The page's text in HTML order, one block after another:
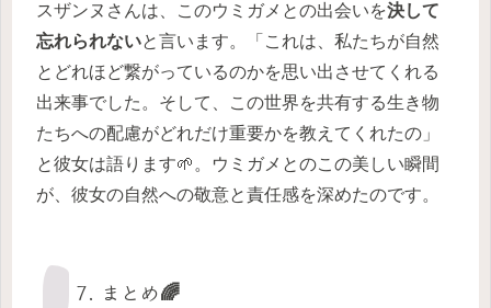
スザンヌさんは、このウミガメとの出会いを決して
忘れられないと言います。「これは、私たちが自然
とどれほど繋がっているのかを思い出させてくれる
出来事でした。そして、この世界を共有する生き物
たちへの配慮がどれだけ重要かを教えてくれたの」
と彼女は語ります🌱。ウミガメとのこの美しい瞬間
が、彼女の自然への敬意と責任感を深めたのです。
7. まとめ🌈